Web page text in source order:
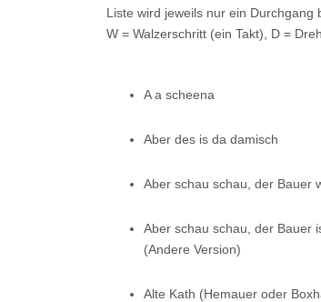
Liste wird jeweils nur ein
W = Walzerschritt (ein Takt), D =
A a scheena
Aber des is da damisch
Aber schau schau, der Bauer
Aber schau schau, der Bauer
(Andere Version)
Alte Kath (Hemauer oder